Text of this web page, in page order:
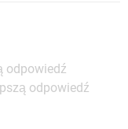
odpowiedź
odpowiedź